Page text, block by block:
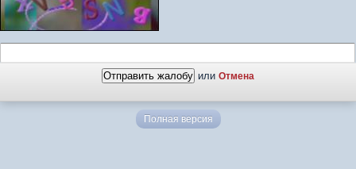
или Отмена
Полная версия